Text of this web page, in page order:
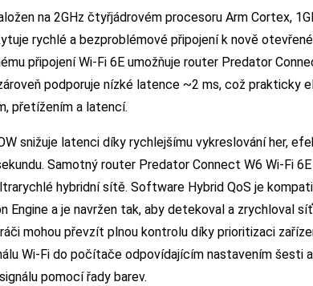
na 2GHz čtyřjádrovém procesoru Arm Cortex,
rychlé a bezproblémové připojení k nově
připojení Wi-Fi 6E umožňuje router Predator
podporuje nízké latence ~2 ms, což prakticky
přetížením a latencí.
snižuje latenci díky rychlejšímu vykreslování her,
Samotný router Predator Connect W6 Wi-Fi
hybridní sítě. Software Hybrid QoS je
Engine a je navržen tak, aby detekoval a zrychloval
mohou převzít plnou kontrolu díky prioritizaci
Wi-Fi do počítače odpovídajícím nastavením šesti
pomocí řady barev.